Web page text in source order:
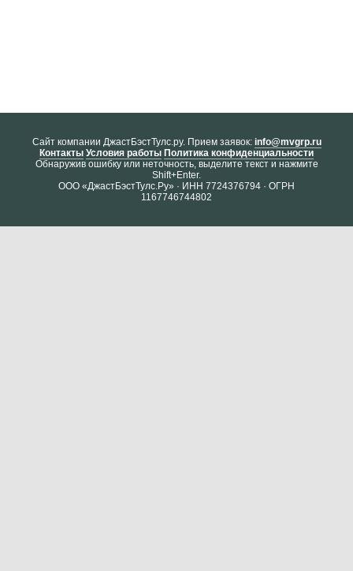
Cайт компании ДжастБэстТулс.ру. Прием заявок: info@mvgrp.ru
Контакты Условия работы Политика конфиденциальности
Обнаружив ошибку или неточность, выделите текст и нажмите
Shift+Enter.
ООО «ДжастБэстТулс.Ру» · ИНН 7724376794 · ОГРН
1167746744802